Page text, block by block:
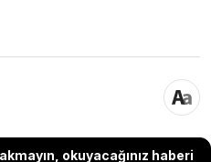
okuyacağınız haberi